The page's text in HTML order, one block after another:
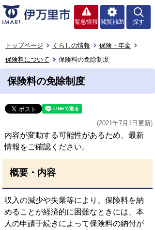
緊急情報 閲覧補助 探す
トップページ くらしの情報
保険・年金
保険料について
保険料の免除制度
保険料の免除制度
(2021年7月1日更新)
内容が変動する可能性があるため、最新
情報をご確認ください。
概要・内容
収入の減少や失業等により、保険料を納
めることが経済的に困難なときには、本
人の申請手続きによって保険料の納付が